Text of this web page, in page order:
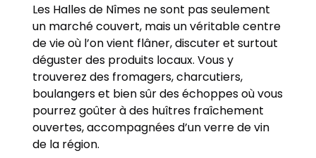
Les Halles de Nîmes ne sont pas seulement
un marché couvert, mais un véritable centre
de vie où l’on vient flâner, discuter et surtout
déguster des produits locaux. Vous y
trouverez des fromagers, charcutiers,
boulangers et bien sûr des échoppes où vous
pourrez goûter à des huîtres fraîchement
ouvertes, accompagnées d’un verre de vin
de la région.